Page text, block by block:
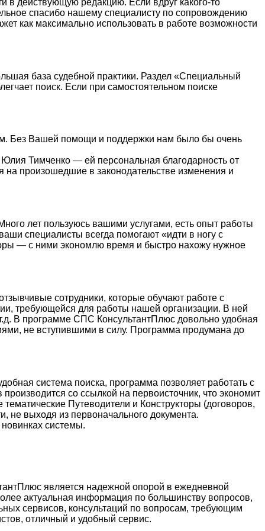
в действующую редакцию. Если вдруг какого-то
спасибо нашему специалисту по сопровождению
как максимально использовать в работе возможности
база судебной практики. Раздел «Специальный
поиск. Если при самостоятельном поиске
Без Вашей помощи и поддержки нам было бы очень
Тимченко — ей персональная благодарность от
на произошедшие в законодательстве изменения и
лет пользуюсь вашими услугами, есть опыт работы
специалисты всегда помогают «идти в ногу с
— с ними экономлю время и быстро нахожу нужное
сотрудники, которые обучают работе с
требующейся для работы нашей организации. В ней
В программе СПС КонсультантПлюс довольно удобная
не вступившими в силу. Программа продумана до
система поиска, программа позволяет работать с
со ссылкой на первоисточник, что экономит
Путеводители и Конструкторы (договоров,
не выходя из первоначального документа.
системы.
является надежной опорой в ежедневной
актуальная информация по большинству вопросов,
сервисов, консультаций по вопросам, требующим
отличный и удобный сервис.